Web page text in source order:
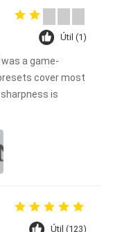
Útil (1)
a game-
cover most
is
Útil (123)